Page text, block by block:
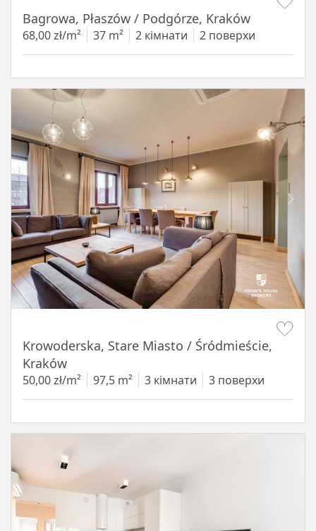
Bagrowa, Płaszów / Podgórze, Kraków
68,00 zł/m² 37 m² 2 кімнати 2 поверхи
Krowoderska, Stare Miasto / Śródmieście,
Kraków
50,00 zł/m² 97,5 m² 3 кімнати 3 поверхи